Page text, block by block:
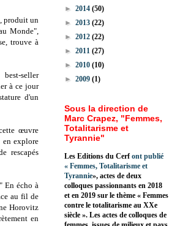
produit un
Monde",
trouve à
seller
à ce jour
d'un
œuvre
explore
rescapés
En écho à
au fil de
Horovitz
en
► 2014 (50)
► 2013 (22)
► 2012 (22)
► 2011 (27)
► 2010 (10)
► 2009 (1)
Sous la direction de
Marc Crapez, "Femmes,
Totalitarisme et
Tyrannie"
Les Editions du Cerfont publié
« Femmes, Totalitarisme et
Tyrannie», actes de deux
colloques passionnants en 2018
et en 2019 sur le thème « Femmes
contre le totalitarisme au XXe
siècle ». Les actes de colloques de